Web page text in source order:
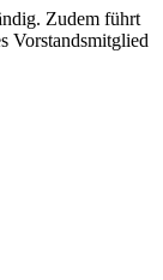
Zudem führt
Vorstandsmitglied